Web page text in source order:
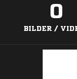
0
BILDER /